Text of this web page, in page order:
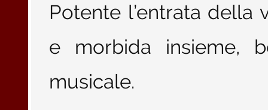
Potente l’entrata della
e morbida insieme,
musicale.